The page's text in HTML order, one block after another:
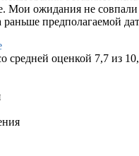
Мои ожидания не совпали
предполагаемой
средней оценкой 7,7 из